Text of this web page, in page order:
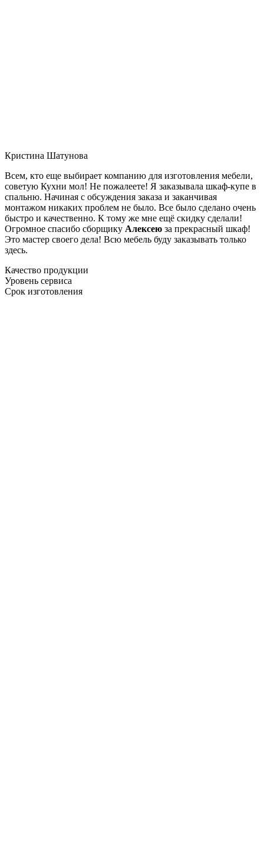
Кристина Шатунова
Всем, кто еще выбирает компанию для изготовления мебели,
советую Кухни мол! Не пожалеете! Я заказывала шкаф-купе в
спальню. Начиная с обсуждения заказа и заканчивая
монтажом никаких проблем не было. Все было сделано очень
быстро и качественно. К тому же мне ещё скидку сделали!
Огромное спасибо сборщику Алексею за прекрасный шкаф!
Это мастер своего дела! Всю мебель буду заказывать только
здесь.
Качество продукции
Уровень сервиса
Срок изготовления